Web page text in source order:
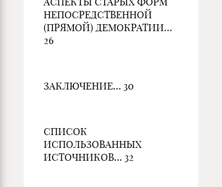
НЕПОСРЕДСТВЕННОЙ
(ПРЯМОЙ) ДЕМОКРАТИИ…
26
ЗАКЛЮЧЕНИЕ… 30
СПИСОК
ИСПОЛЬЗОВАННЫХ
ИСТОЧНИКОВ… 32